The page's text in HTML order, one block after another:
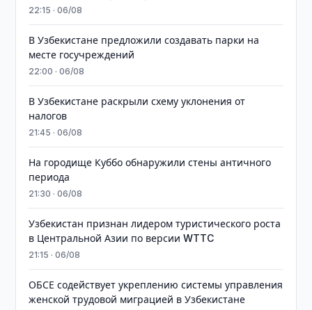
22:15 · 06/08
В Узбекистане предложили создавать парки на
месте госучреждений
22:00 · 06/08
В Узбекистане раскрыли схему уклонения от
налогов
21:45 · 06/08
На городище Куббо обнаружили стены античного
периода
21:30 · 06/08
Узбекистан признан лидером туристического роста
в Центральной Азии по версии WTTC
21:15 · 06/08
ОБСЕ содействует укреплению системы управления
женской трудовой миграцией в Узбекистане